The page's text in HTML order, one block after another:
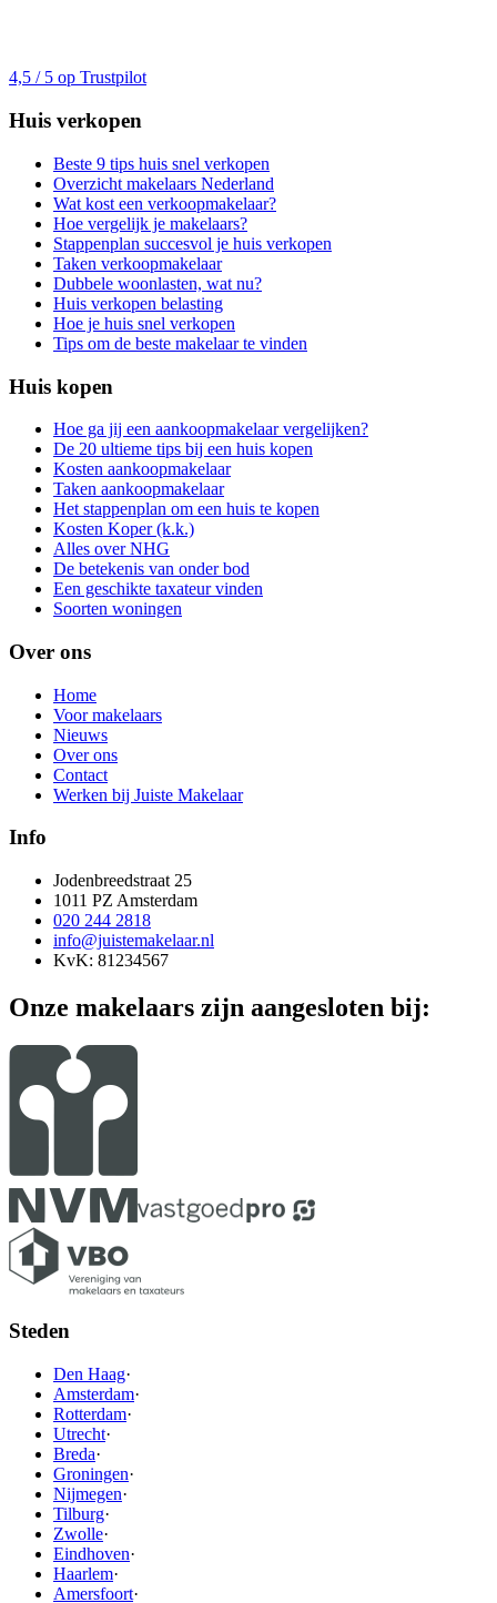
4,5 / 5 op Trustpilot
Huis verkopen
Beste 9 tips huis snel verkopen
Overzicht makelaars Nederland
Wat kost een verkoopmakelaar?
Hoe vergelijk je makelaars?
Stappenplan succesvol je huis verkopen
Taken verkoopmakelaar
Dubbele woonlasten, wat nu?
Huis verkopen belasting
Hoe je huis snel verkopen
Tips om de beste makelaar te vinden
Huis kopen
Hoe ga jij een aankoopmakelaar vergelijken?
De 20 ultieme tips bij een huis kopen
Kosten aankoopmakelaar
Taken aankoopmakelaar
Het stappenplan om een huis te kopen
Kosten Koper (k.k.)
Alles over NHG
De betekenis van onder bod
Een geschikte taxateur vinden
Soorten woningen
Over ons
Home
Voor makelaars
Nieuws
Over ons
Contact
Werken bij Juiste Makelaar
Info
Jodenbreedstraat 25
1011 PZ Amsterdam
020 244 2818
info@juistemakelaar.nl
KvK: 81234567
Onze makelaars zijn aangesloten bij:
Steden
Den Haag·
Amsterdam·
Rotterdam·
Utrecht·
Breda·
Groningen·
Nijmegen·
Tilburg·
Zwolle·
Eindhoven·
Haarlem·
Amersfoort·